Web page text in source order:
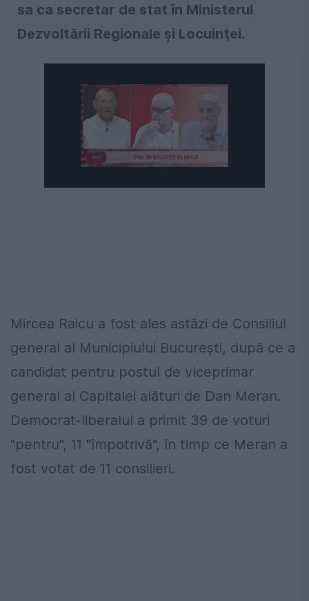
sa ca secretar de stat în Ministerul
Dezvoltării Regionale şi Locuinţei.
Mircea Raicu a fost ales astăzi de Consiliul
general al Municipiului Bucureşti, după ce a
candidat pentru postul de viceprimar
general al Capitalei alături de Dan Meran.
Democrat-liberalul a primit 39 de voturi
"pentru", 11 "împotrivă", în timp ce Meran a
fost votat de 11 consilieri.